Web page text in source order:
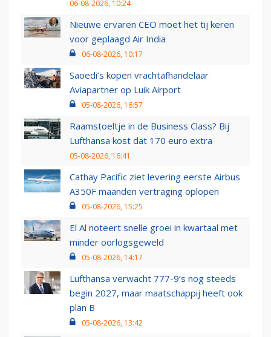
06-08-2026, 10:24
Nieuwe ervaren CEO moet het tij keren
voor geplaagd Air India
06-08-2026, 10:17
Saoedi’s kopen vrachtafhandelaar
Aviapartner op Luik Airport
05-08-2026, 16:57
Raamstoeltje in de Business Class? Bij
Lufthansa kost dat 170 euro extra
05-08-2026, 16:41
Cathay Pacific ziet levering eerste Airbus
A350F maanden vertraging oplopen
05-08-2026, 15:25
El Al noteert snelle groei in kwartaal met
minder oorlogsgeweld
05-08-2026, 14:17
Lufthansa verwacht 777-9’s nog steeds
begin 2027, maar maatschappij heeft ook
plan B
05-08-2026, 13:42